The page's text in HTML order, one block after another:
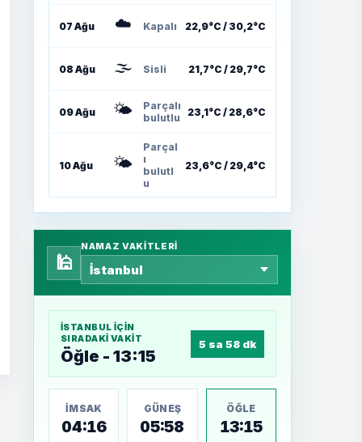
07 Ağu ☁️ Kapalı 22,9°C / 30,2°C
08 Ağu 🌫️ Sisli 21,7°C / 29,7°C
09 Ağu 🌤️
Parçalı
bulutlu
23,1°C / 28,6°C
10 Ağu 🌤️
Parçal
ı
bulutl
u
23,6°C / 29,4°C
🕌
NAMAZ VAKITLERI
İSTANBUL IÇIN
SIRADAKI VAKIT
Öğle - 13:15
5 sa 58 dk
İMSAK
04:16
GÜNEŞ
05:58
ÖĞLE
13:15